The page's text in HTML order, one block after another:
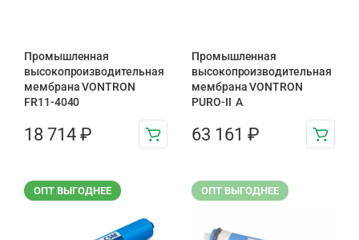
Промышленная
высокопроизводительная
мембрана VONTRON
FR11-4040
18 714 ₽
Промышленная
высокопроизводительная
мембрана VONTRON
PURO-II А
63 161 ₽
ОПТ ВЫГОДНЕЕ ОПТ ВЫГОДНЕЕ